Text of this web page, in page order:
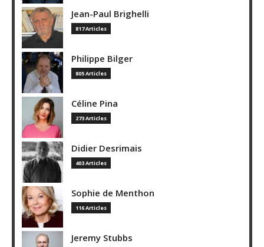
Jean-Paul Brighelli
817 Articles
Philippe Bilger
805 Articles
Céline Pina
273 Articles
Didier Desrimais
403 Articles
Sophie de Menthon
116 Articles
Jeremy Stubbs